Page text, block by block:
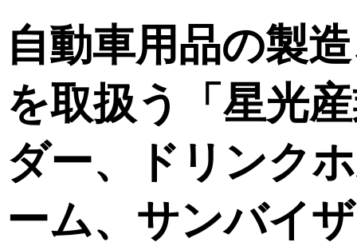
自動車用品の製
を取扱う「星光
ダー、ドリンク
ーム、サンバイ